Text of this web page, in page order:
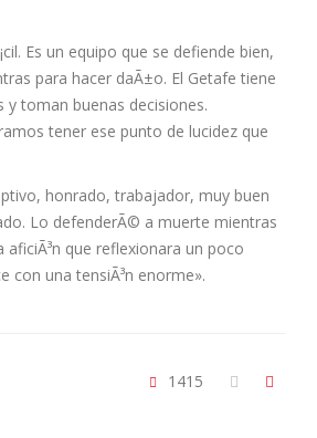
Es un equipo que se defiende bien,
para hacer daÃ±o. El Getafe tiene
y toman buenas decisiones.
tener ese punto de lucidez que
honrado, trabajador, muy buen
Lo defenderÃ© a muerte mientras
que reflexionara un poco
con una tensiÃ³n enorme».
1415